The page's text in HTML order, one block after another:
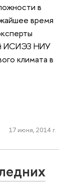
в
время
ИСИЭЗ НИУ
климата в
17 июня, 2014 г.